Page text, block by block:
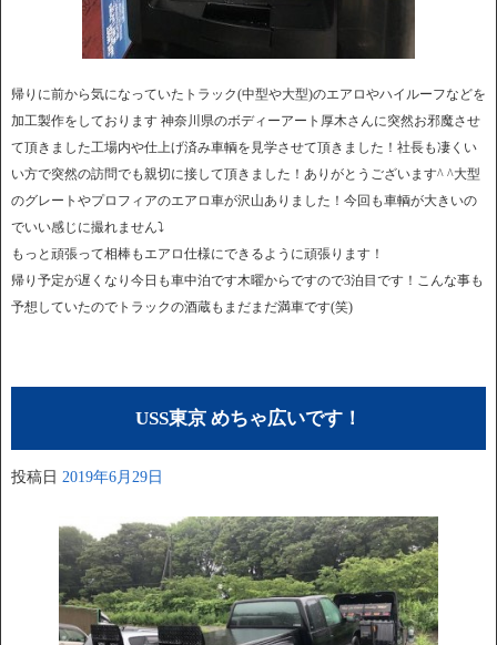
帰りに前から気になっていたトラック(中型や大型)のエアロやハイルーフなどを
加工製作をしております 神奈川県のボディーアート厚木さんに突然お邪魔させ
て頂きました工場内や仕上げ済み車輌を見学させて頂きました！社長も凄くい
い方で突然の訪問でも親切に接して頂きました！ありがとうございます^ ^大型
のグレートやプロフィアのエアロ車が沢山ありました！今回も車輌が大きいの
でいい感じに撮れません⤵︎
もっと頑張って相棒もエアロ仕様にできるように頑張ります！
帰り予定が遅くなり今日も車中泊です木曜からですので3泊目です！こんな事も
予想していたのでトラックの酒蔵もまだまだ満車です(笑)
USS東京 めちゃ広いです！
投稿日 2019年6月29日